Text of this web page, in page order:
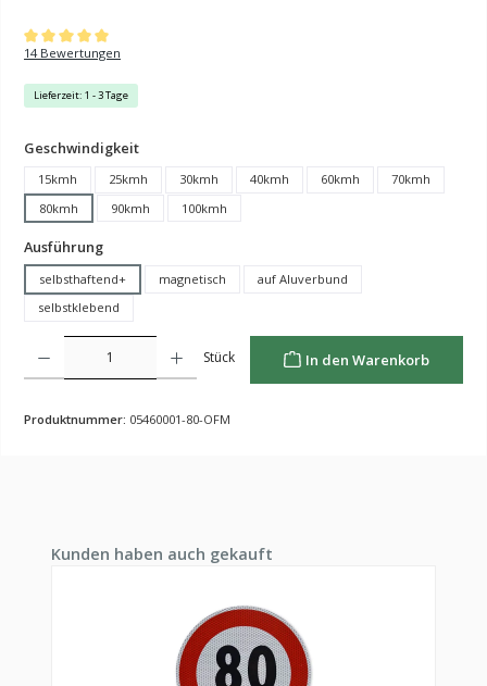
Durchschnittliche Bewertung von 5 von 5 Sternen
14 Bewertungen
Lieferzeit: 1 - 3 Tage
Geschwindigkeitauswählen
15kmh 25kmh 30kmh 40kmh 60kmh
70kmh
80kmh
90kmh 100kmh
Ausführungauswählen
selbsthaftend+ magnetisch
auf Aluverbund
selbstklebend
Produkt Anzahl: Gib den gewünschten Wert ein oder benutze die Schaltflächen um die Anzahl
Stück In den Warenkorb
Produktnummer: 05460001-80-OFM
Produktgalerie überspringen
Kunden haben auch gekauft